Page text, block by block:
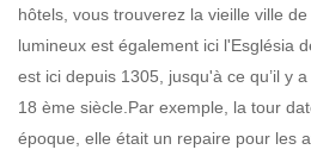
hôtels, vous trouverez la vieille ville
lumineux est également ici l'Església
est ici depuis 1305, jusqu'à ce qu’il y
18 ème siècle.Par exemple, la tour
époque, elle était un repaire pour les